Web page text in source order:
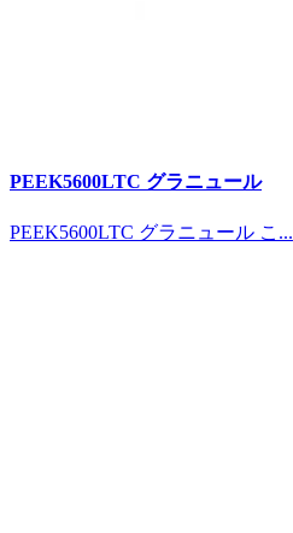
PEEK5600LTC グラニュール
PEEK5600LTC グラニュール こ...